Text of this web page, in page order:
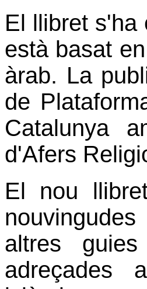
El llibret s'ha
està basat
àrab. La
de
Catalunya
d'Afers
El nou
altres
adreçades